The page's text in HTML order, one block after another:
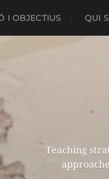
I OBJECTIUS QUI
Teaching